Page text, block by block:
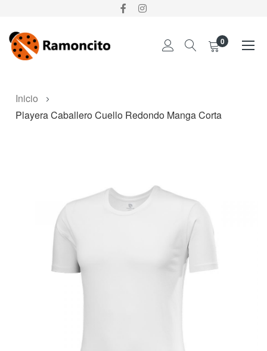
0
contenido
Inicio
Playera Caballero Cuello Redondo Manga Corta